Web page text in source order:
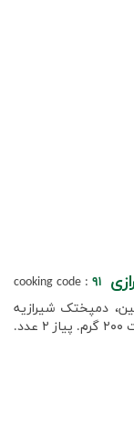
cooking code : ۹۱
دمپختک شیرازیه
‎مواد اولیه : ‎برنج خوشپخت آذوقه ۲ پیمانه ‎گوشت ۲۰۰ گرم. ‎پیاز ۲ عدد.